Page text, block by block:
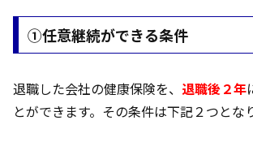
①任意継続ができる条件
退職した会社の健康保険を、 退職後２年
とができます。その条件は下記２つとな